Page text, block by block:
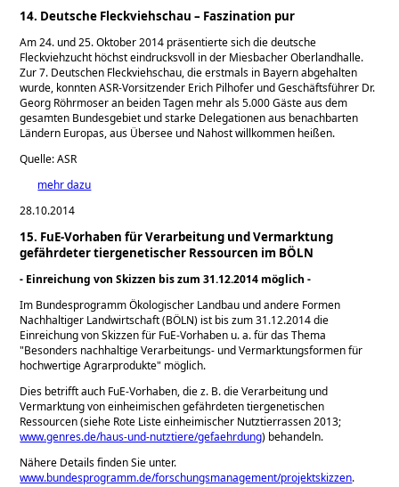
14. Deutsche Fleckviehschau – Faszination pur
Am 24. und 25. Oktober 2014 präsentierte sich die deutsche
Fleckviehzucht höchst eindrucksvoll in der Miesbacher Oberlandhalle.
Zur 7. Deutschen Fleckviehschau, die erstmals in Bayern abgehalten
wurde, konnten ASR-Vorsitzender Erich Pilhofer und Geschäftsführer Dr.
Georg Röhrmoser an beiden Tagen mehr als 5.000 Gäste aus dem
gesamten Bundesgebiet und starke Delegationen aus benachbarten
Ländern Europas, aus Übersee und Nahost willkommen heißen.
Quelle: ASR
mehr dazu
28.10.2014
15. FuE-Vorhaben für Verarbeitung und Vermarktung
gefährdeter tiergenetischer Ressourcen im BÖLN
- Einreichung von Skizzen bis zum 31.12.2014 möglich -
Im Bundesprogramm Ökologischer Landbau und andere Formen
Nachhaltiger Landwirtschaft (BÖLN) ist bis zum 31.12.2014 die
Einreichung von Skizzen für FuE-Vorhaben u. a. für das Thema
Besonders nachhaltige Verarbeitungs- und Vermarktungsformen für
hochwertige Agrarprodukte möglich.
Dies betrifft auch FuE-Vorhaben, die z. B. die Verarbeitung und
Vermarktung von einheimischen gefährdeten tiergenetischen
Ressourcen (siehe Rote Liste einheimischer Nutztierrassen 2013;
www.genres.de/haus-und-nutztiere/gefaehrdung) behandeln.
Nähere Details finden Sie unter.
www.bundesprogramm.de/forschungsmanagement/projektskizzen.